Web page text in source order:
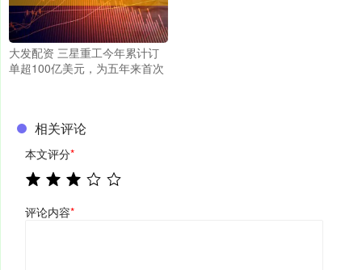
大发配资 三星重工今年累计订
单超100亿美元，为五年来首次
相关评论
本文评分*
评论内容*